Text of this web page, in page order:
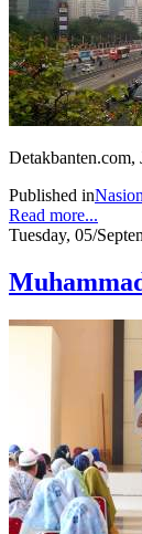
Detakbanten.com,
Published in
Read more...
Tuesday, 05/